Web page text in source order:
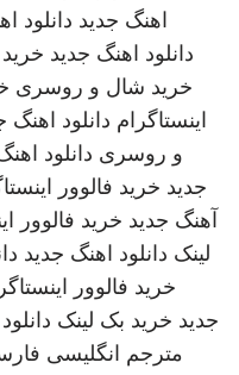
اهنگ جدید دانلود
دانلود اهنگ جدید
خرید شال و روسری
اینستاگرام دانلود اهنگ
و روسری دانلود
جدید خرید فالوور
آهنگ جدید خرید فالوور
لینک دانلود اهنگ جدید
خرید فالوور
جدید خرید بک لینک
مترجم انگلیسی